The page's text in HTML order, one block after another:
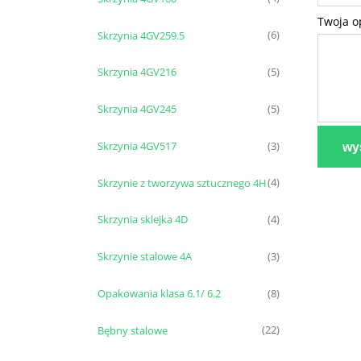
Skrzynia 4GV259.5 (6)
Skrzynia 4GV216 (5)
Skrzynia 4GV245 (5)
Skrzynia 4GV517 (3)
Skrzynie z tworzywa sztucznego 4H(4)
Skrzynia sklejka 4D (4)
Skrzynie stalowe 4A (3)
Opakowania klasa 6.1/ 6.2 (8)
Bębny stalowe (22)
Twoja